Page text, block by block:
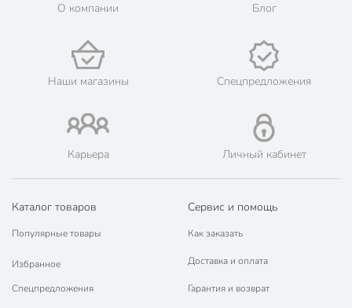
О компании Блог
Наши магазины Спецпредложения
Карьера Личный кабинет
Каталог товаров
Популярные товары
Избранное
Спецпредложения
Сервис и помощь
Как заказать
Доставка и оплата
Гарантия и возврат